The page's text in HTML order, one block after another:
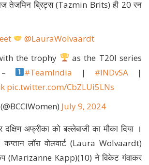
तेजमिन ब्रिट्स (Tazmin Brits) ही 20 रन
@LauraWolvaardt
the trophy
as the T20I series
#TeamIndia | #INDvSA |
pic.twitter.com/CbZLUi5LNs
July 9, 2024
अफ्रीका को बल्लेबाजी का मौका दिया ।
लॉरा वोलवार्ट (Laura Wolvaardt)
(Marizanne Kapp)(10) ने विकेट गंवाकर